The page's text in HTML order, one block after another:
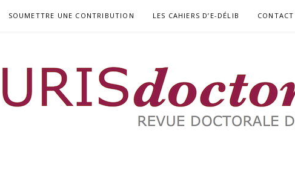
SOUMETTRE UNE CONTRIBUTION LES CAHIERS D’E-DÉLIB CONTACT